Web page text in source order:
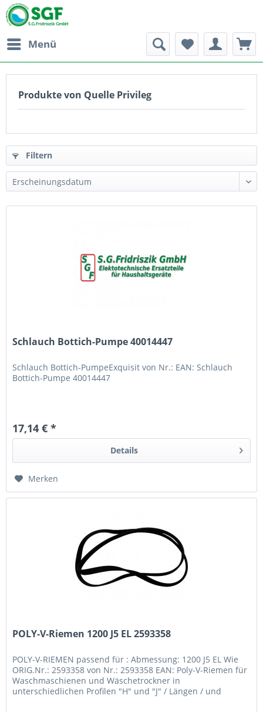
Menü
Produkte von Quelle Privileg
Filtern
Schlauch Bottich-Pumpe 40014447
Schlauch Bottich-PumpeExquisit von Nr.: EAN: Schlauch
Bottich-Pumpe 40014447
17,14 € *
Details
Merken
POLY-V-Riemen 1200 J5 EL 2593358
POLY-V-RIEMEN passend für : Abmessung: 1200 J5 EL Wie
ORIG.Nr.: 2593358 von Nr.: 2593358 EAN: Poly-V-Riemen für
Waschmaschienen und Wäschetrockner in
unterschiedlichen Profilen "H" und "J" / Längen / und